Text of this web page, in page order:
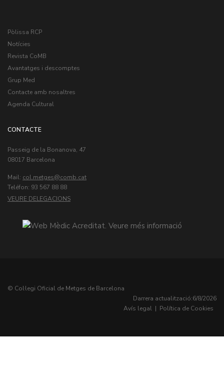
Pòlissa RCP
Notícies
Revista CoMB
Avantatges i descomptes
Grup Med
Contacte amb nosaltres
Agenda Cultural
CONTACTE
Passeig de la Bonanova, 47
08017 Barcelona
Mail: col.metges
Teléfon: 93 567 88 88
VEURE DELEGACIONS
© Col·legi Oficial de Metges de Barcelona
Darrera actualització:6/8/2026
Avís legal | Política de Cookies